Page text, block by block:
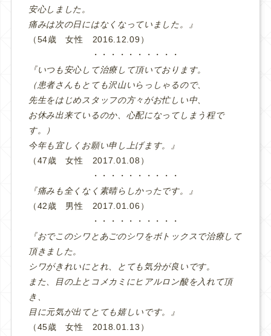
安心しました。
痛みは次の日にはなくなっていました。』
（54歳 女性 2016.12.09）
・・・・・・・・・・
『いつも安心して治療して頂いております。
（患者さんもとても沢山いらっしゃるので、
先生をはじめスタッフの方々がお忙しい中、
お休み出来ているのか、心配になってしまう程で
す。）
今年も宜しくお願い申し上げます。』
（47歳 女性 2017.01.08）
・・・・・・・・・・
『痛みも全くなく素晴らしかったです。』
（42歳 男性 2017.01.06）
・・・・・・・・・・
『おでこのシワとあごのシワをボトックスで治療して
頂きました。
シワがきれいにとれ、とても気分が良いです。
また、目の上とコメカミにヒアルロン酸を入れて頂
き、
目に元気が出てとても嬉しいです。』
（45歳 女性 2018.01.13）